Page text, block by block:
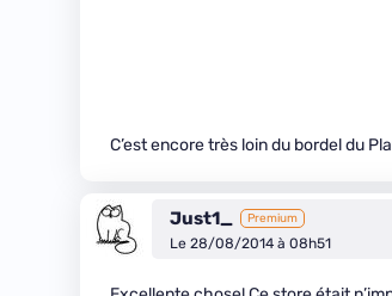
C’est encore très loin du bordel du
Just1_ Premium
Le 28/08/2014 à 08h51